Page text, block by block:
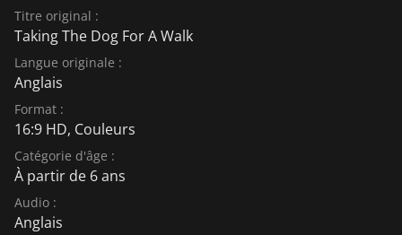
Titre original :
Taking The Dog For A Walk
Langue originale :
Anglais
Format :
16:9 HD, Couleurs
Catégorie d'âge :
À partir de 6 ans
Audio :
Anglais